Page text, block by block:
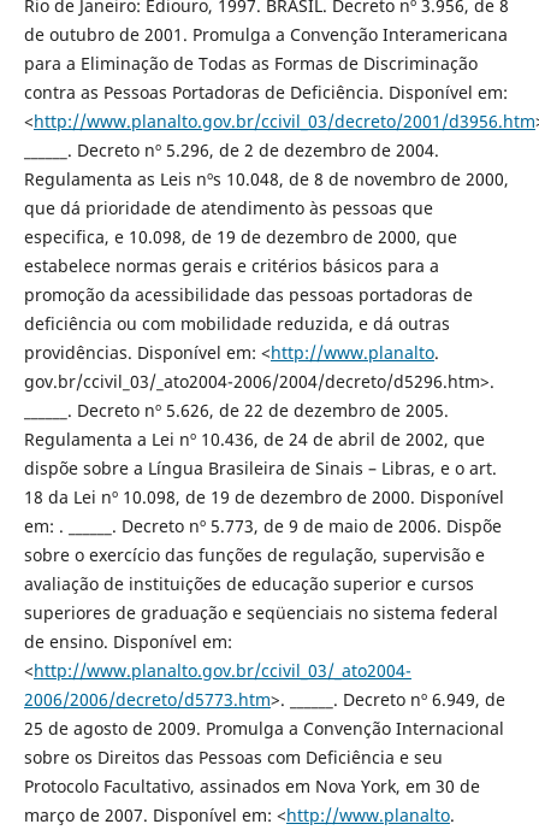
Rio de Janeiro: Ediouro, 1997. BRASIL. Decreto nº 3.956, de 8
de outubro de 2001. Promulga a Convenção Interamericana
para a Eliminação de Todas as Formas de Discriminação
contra as Pessoas Portadoras de Deficiência. Disponível em:
<http://www.planalto.gov.br/ccivil_03/decreto/2001/d3956.htm
______. Decreto nº 5.296, de 2 de dezembro de 2004.
Regulamenta as Leis nºs 10.048, de 8 de novembro de 2000,
que dá prioridade de atendimento às pessoas que
especifica, e 10.098, de 19 de dezembro de 2000, que
estabelece normas gerais e critérios básicos para a
promoção da acessibilidade das pessoas portadoras de
deficiência ou com mobilidade reduzida, e dá outras
providências. Disponível em: <http://www.planalto.
gov.br/ccivil_03/_ato2004-2006/2004/decreto/d5296.htm>.
______. Decreto nº 5.626, de 22 de dezembro de 2005.
Regulamenta a Lei nº 10.436, de 24 de abril de 2002, que
dispõe sobre a Língua Brasileira de Sinais – Libras, e o art.
18 da Lei nº 10.098, de 19 de dezembro de 2000. Disponível
em: . ______. Decreto nº 5.773, de 9 de maio de 2006. Dispõe
sobre o exercício das funções de regulação, supervisão e
avaliação de instituições de educação superior e cursos
superiores de graduação e seqüenciais no sistema federal
de ensino. Disponível em:
<http://www.planalto.gov.br/ccivil_03/_ato2004-
2006/2006/decreto/d5773.htm>. ______. Decreto nº 6.949, de
25 de agosto de 2009. Promulga a Convenção Internacional
sobre os Direitos das Pessoas com Deficiência e seu
Protocolo Facultativo, assinados em Nova York, em 30 de
março de 2007. Disponível em: <http://www.planalto.